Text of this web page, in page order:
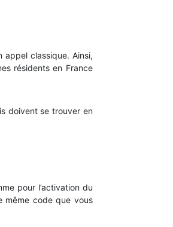
classique. Ainsi,
résidents en France
doivent se trouver en
pour l’activation du
même code que vous